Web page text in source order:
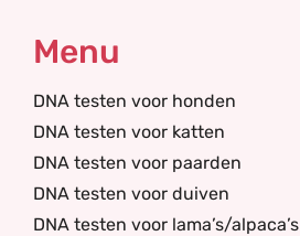
Menu
DNA testen voor honden
DNA testen voor katten
DNA testen voor paarden
DNA testen voor duiven
DNA testen voor lama’s/alpaca’s